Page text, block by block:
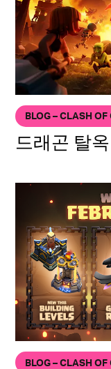
BLOG – CLASH
드래곤 탈
BLOG – CLASH